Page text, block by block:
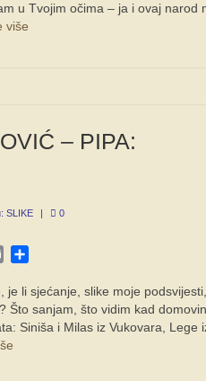
u Tvojim očima – ja i ovaj narod
više
– PIPA:
SLIKE 0
Email
je li sjećanje, slike moje
Što sanjam, što vidim kad
Siniša i Milas iz Vukovara, Lege